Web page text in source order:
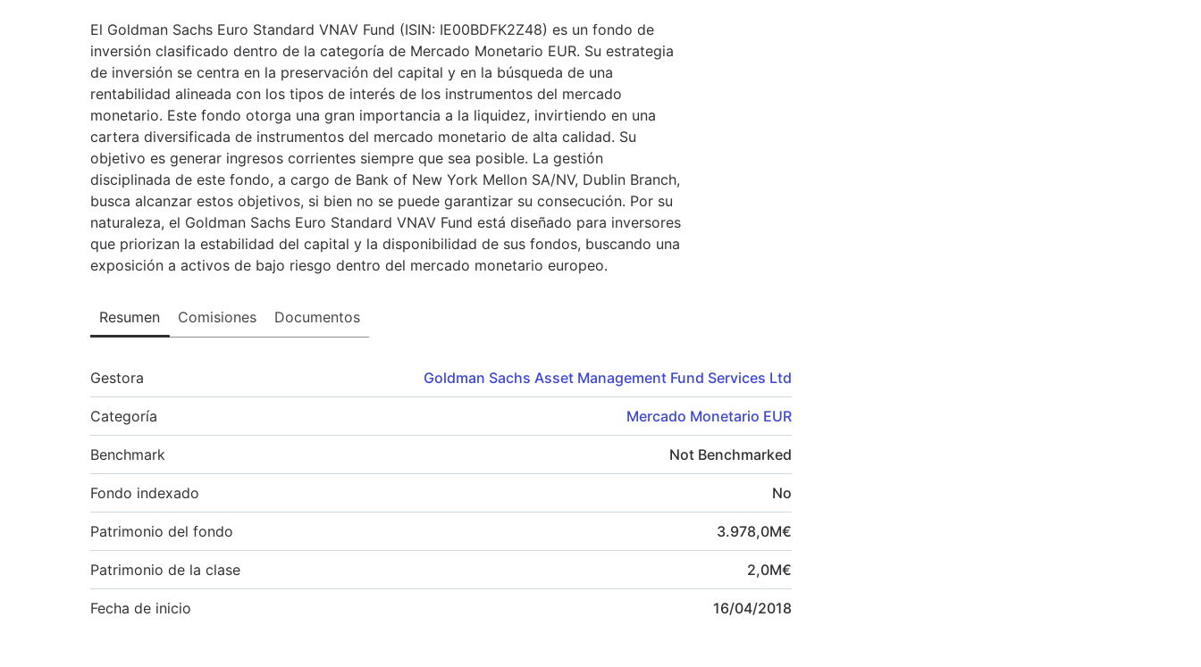
El Goldman Sachs Euro Standard VNAV Fund (ISIN: IE00BDFK2Z48) es un fondo de
inversión clasificado dentro de la categoría de Mercado Monetario EUR. Su estrategia
de inversión se centra en la preservación del capital y en la búsqueda de una
rentabilidad alineada con los tipos de interés de los instrumentos del mercado
monetario. Este fondo otorga una gran importancia a la liquidez, invirtiendo en una
cartera diversificada de instrumentos del mercado monetario de alta calidad. Su
objetivo es generar ingresos corrientes siempre que sea posible. La gestión
disciplinada de este fondo, a cargo de Bank of New York Mellon SA/NV, Dublin Branch,
busca alcanzar estos objetivos, si bien no se puede garantizar su consecución. Por su
naturaleza, el Goldman Sachs Euro Standard VNAV Fund está diseñado para inversores
que priorizan la estabilidad del capital y la disponibilidad de sus fondos, buscando una
exposición a activos de bajo riesgo dentro del mercado monetario europeo.
Resumen Comisiones Documentos
Gestora Goldman Sachs Asset Management Fund Services Ltd
Categoría Mercado Monetario EUR
Benchmark Not Benchmarked
Fondo indexado No
Patrimonio del fondo 3.978,0M€
Patrimonio de la clase 2,0M€
Fecha de inicio 16/04/2018